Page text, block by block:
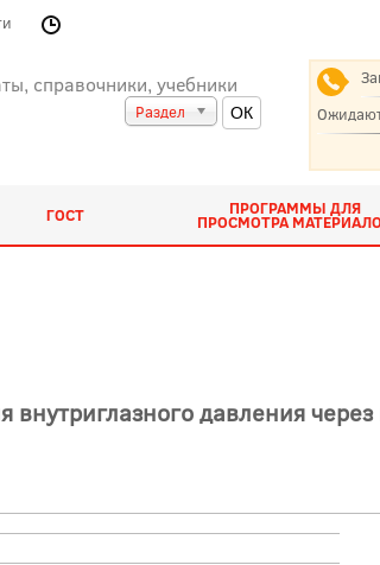
справочники, учебники
Раздел
ГОСТ ПРОГРАММЫ ДЛЯ
ПРОСМОТРА
внутриглазного давления